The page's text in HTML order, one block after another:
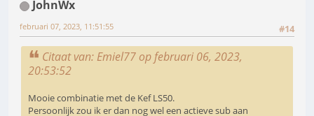
JohnWx
#14
februari 07, 2023, 11:51:55
Citaat van: Emiel77 op februari 06, 2023,
20:53:52
Mooie combinatie met de Kef LS50.
Persoonlijk zou ik er dan nog wel een actieve sub aan